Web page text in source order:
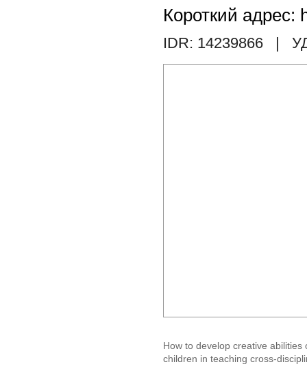
Короткий адрес:
IDR: 14239866 |
How to develop creative
children in teaching cross-